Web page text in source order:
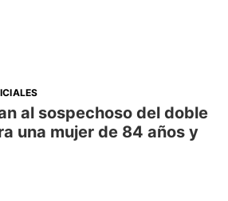
al sospechoso del doble
una mujer de 84 años y